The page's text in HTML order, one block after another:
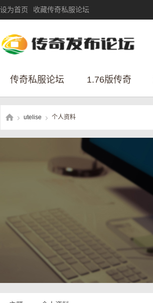
设为首页 收藏传奇私服论坛
传奇私服论坛 1.76版传奇
utelise 个人资料